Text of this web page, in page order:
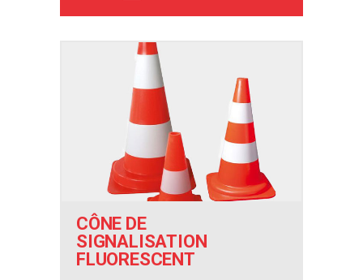
CÔNE DE
SIGNALISATION
FLUORESCENT